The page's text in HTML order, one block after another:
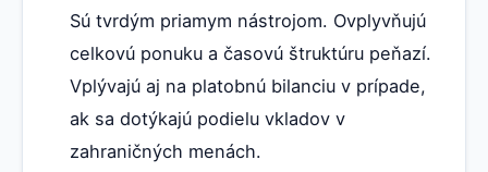
Sú tvrdým priamym nástrojom. Ovplyvňujú
celkovú ponuku a časovú štruktúru peňazí.
Vplývajú aj na platobnú bilanciu v prípade,
ak sa dotýkajú podielu vkladov v
zahraničných menách.